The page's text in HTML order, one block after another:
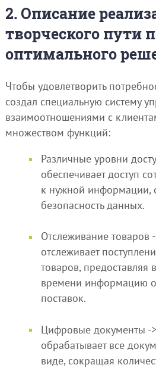
2. Описание
творческого пути
оптимального
Чтобы удовлетворить
создал специальную систему
взаимоотношениями с
множеством функций:
Различные уровни
обеспечивает доступ
к нужной информации,
безопасность данных.
Отслеживание товаров
отслеживает
товаров, предоставляя
времени информацию
поставок.
Цифровые документы -
обрабатывает все
виде, сокращая